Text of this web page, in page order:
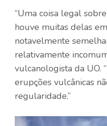
“Uma coisa legal
houve muitas delas
notavelmente
relativamente
vulcanologista da UO.
erupções vulcânicas
regularidade.”